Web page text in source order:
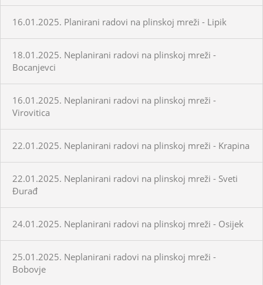
16.01.2025. Planirani radovi na plinskoj mreži - Lipik
18.01.2025. Neplanirani radovi na plinskoj mreži -
Bocanjevci
16.01.2025. Neplanirani radovi na plinskoj mreži -
Virovitica
22.01.2025. Neplanirani radovi na plinskoj mreži - Krapina
22.01.2025. Neplanirani radovi na plinskoj mreži - Sveti
Đurađ
24.01.2025. Neplanirani radovi na plinskoj mreži - Osijek
25.01.2025. Neplanirani radovi na plinskoj mreži -
Bobovje